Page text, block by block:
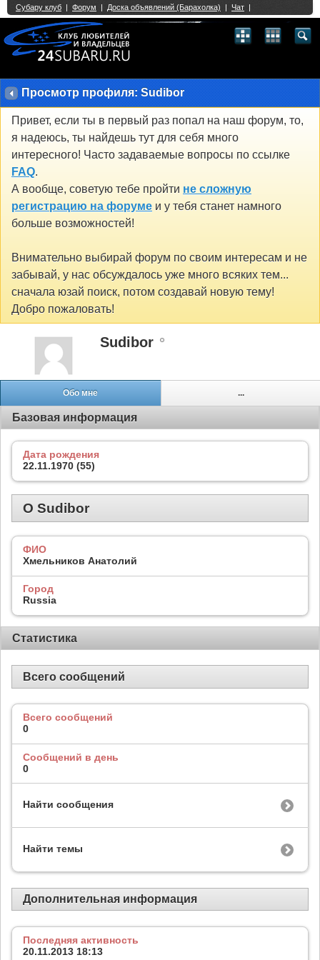
Просмотр профиля: Sudibor
Привет, если ты в первый раз попал на наш форум, то,
я надеюсь, ты найдешь тут для себя много
интересного! Часто задаваемые вопросы по ссылке
FAQ.
А вообще, советую тебе пройти не сложную
регистрацию на форуме и у тебя станет намного
больше возможностей!
Внимательно выбирай форум по своим интересам и не
забывай, у нас обсуждалось уже много всяких тем...
сначала юзай поиск, потом создавай новую тему!
Добро пожаловать!
Sudibor
Обо мне ...
Базовая информация
Дата рождения
22.11.1970 (55)
О Sudibor
ФИО
Хмельников Анатолий
Город
Russia
Статистика
Всего сообщений
Всего сообщений
0
Сообщений в день
0
Найти сообщения
Найти темы
Дополнительная информация
Последняя активность
20.11.2013 18:13
Single Sign On provided byvBSSO
2 3 4 5 6 7 8 9 10 11 12 13 21 22 23 24 25 26
27 28 29 30 31 32 33 40 41 42 43